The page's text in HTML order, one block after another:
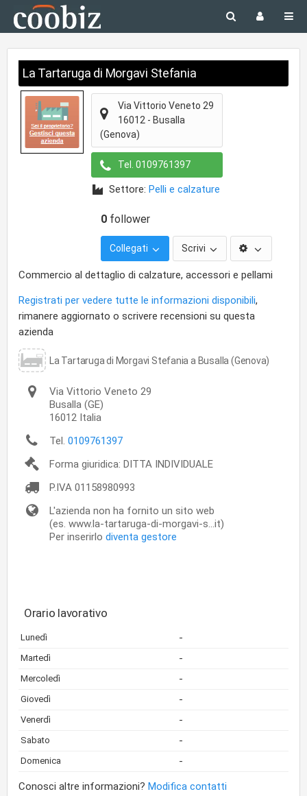
La Tartaruga di Morgavi Stefania
Via Vittorio Veneto 29
16012 - Busalla
(Genova)
Tel. 0109761397
Settore: Pelli e calzature
0 follower
Collegati Scrivi
Commercio al dettaglio di calzature, accessori e pellami
Registrati per vedere tutte le informazioni disponibili,
rimanere aggiornato o scrivere recensioni su questa
azienda
La Tartaruga di Morgavi Stefania a Busalla (Genova)
Via Vittorio Veneto 29
Busalla (GE)
16012 Italia
Tel. 0109761397
Forma giuridica: DITTA INDIVIDUALE
P.IVA 01158980993
L'azienda non ha fornito un sito web
(es. www.la-tartaruga-di-morgavi-s...it)
Per inserirlo diventa gestore
Orario lavorativo
Lunedì -
Martedì -
Mercoledì -
Giovedì -
Venerdì -
Sabato -
Domenica -
Conosci altre informazioni? Modifica contatti